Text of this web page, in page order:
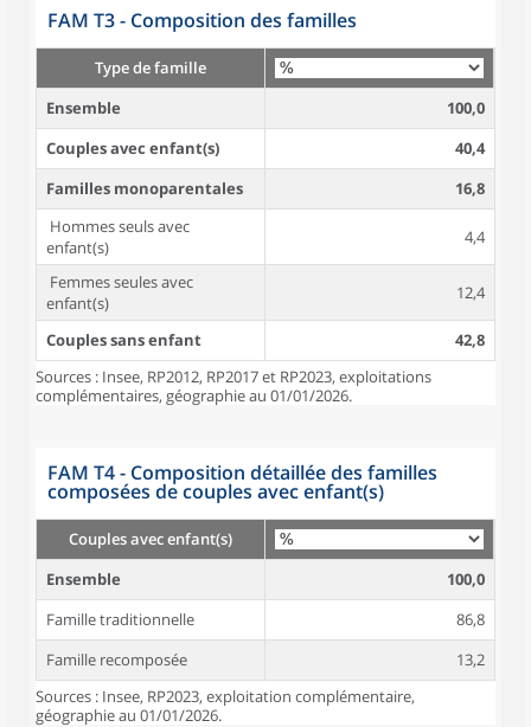
FAM T3 - Composition des familles
Type de famille
Ensemble
100,0
Couples avec enfant(s)
40,4
Familles monoparentales
16,8
Hommes seuls avec
enfant(s)
4,4
Femmes seules avec
enfant(s)
12,4
Couples sans enfant
42,8
Sources : Insee, RP2012, RP2017 et RP2023, exploitations
complémentaires, géographie au 01/01/2026.
FAM T4 - Composition détaillée des familles
composées de couples avec enfant(s)
Couples avec enfant(s)
Ensemble
100,0
Famille traditionnelle
86,8
Famille recomposée
13,2
Sources : Insee, RP2023, exploitation complémentaire,
géographie au 01/01/2026.